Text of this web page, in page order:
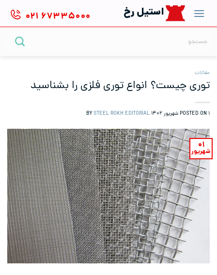
content
استیل رخ ۰۲۱ ۶۷۳۳۵۰۰۰
مقالات
توری چیست؟ انواع توری فلزی را بشناسید
POSTED ON ۱ شهریور ۱۴۰۲ STEEL ROKH EDITORIAL
۰۱
شهریور